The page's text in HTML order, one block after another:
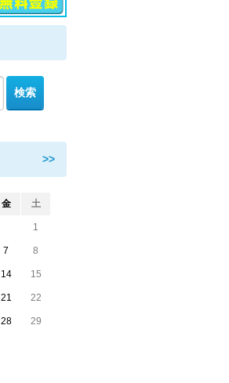
>>
金 土
1
7 8
14 15
21 22
28 29